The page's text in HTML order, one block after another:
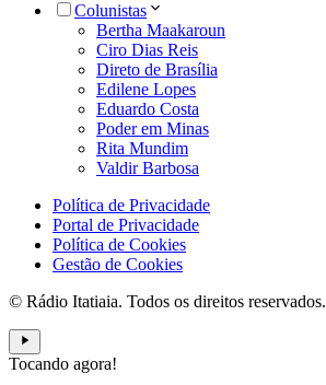
Colunistas
Bertha Maakaroun
Ciro Dias Reis
Direto de Brasília
Edilene Lopes
Eduardo Costa
Poder em Minas
Rita Mundim
Valdir Barbosa
Política de Privacidade
Portal de Privacidade
Política de Cookies
Gestão de Cookies
© Rádio Itatiaia. Todos os direitos reservados.
Tocando agora!